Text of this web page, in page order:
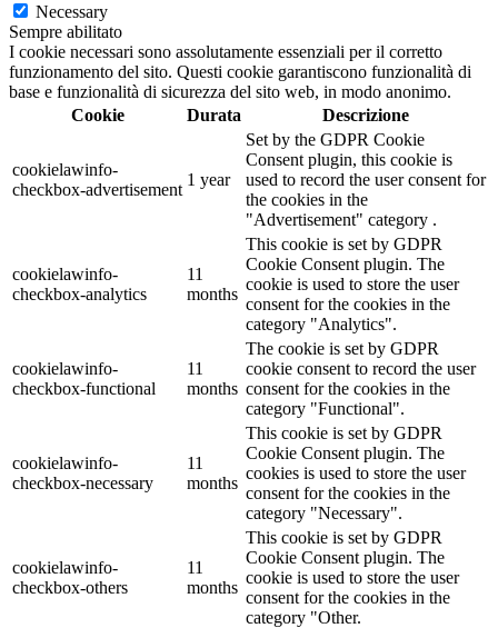
Necessary
Sempre abilitato
I cookie necessari sono assolutamente essenziali per il corretto
funzionamento del sito. Questi cookie garantiscono funzionalità di
base e funzionalità di sicurezza del sito web, in modo anonimo.
Cookie
Durata Descrizione
cookielawinfo-
checkbox-advertisement
1 year
Set by the GDPR Cookie
Consent plugin, this cookie is
used to record the user consent for
the cookies in the
"Advertisement" category .
cookielawinfo-
checkbox-analytics
11
months
This cookie is set by GDPR
Cookie Consent plugin. The
cookie is used to store the user
consent for the cookies in the
category "Analytics".
cookielawinfo-
checkbox-functional
11
months
The cookie is set by GDPR
cookie consent to record the user
consent for the cookies in the
category "Functional".
cookielawinfo-
checkbox-necessary
11
months
This cookie is set by GDPR
Cookie Consent plugin. The
cookies is used to store the user
consent for the cookies in the
category "Necessary".
cookielawinfo-
checkbox-others
11
months
This cookie is set by GDPR
Cookie Consent plugin. The
cookie is used to store the user
consent for the cookies in the
category "Other.